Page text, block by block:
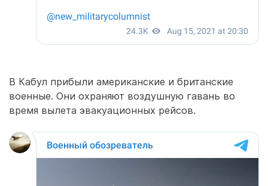
В Кабул прибыли американские и британские
военные. Они охраняют воздушную гавань во
время вылета эвакуационных рейсов.